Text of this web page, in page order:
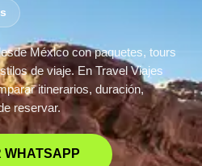
México con paquetes, tours
de viaje. En Travel Viajes
itinerarios, duración,
reservar.
WHATSAPP